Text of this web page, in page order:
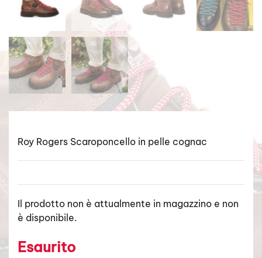
Roy Rogers Scaroponcello in pelle cognac
Il prodotto non è attualmente in magazzino e non
è disponibile.
Esaurito